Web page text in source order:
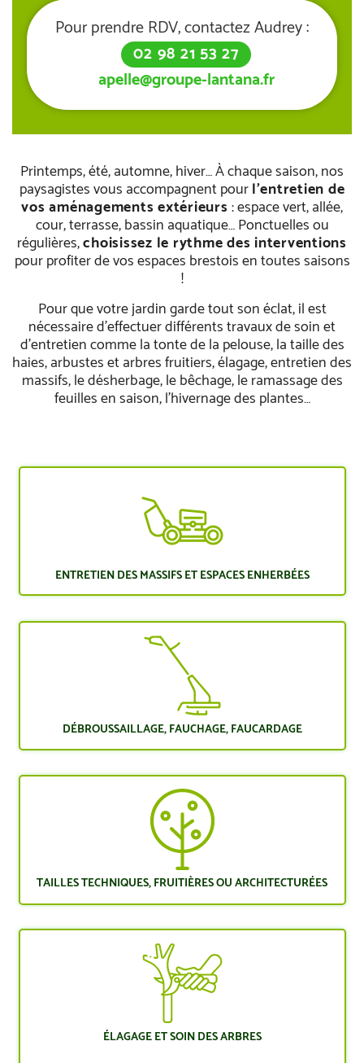
Pour prendre RDV, contactez Audrey :
02 98 21 53 27
apelle@groupe-lantana.fr
Printemps, été, automne, hiver… À chaque saison, nos
paysagistes vous accompagnent pourl’entretien de
vos aménagements extérieurs : espace vert, allée,
cour, terrasse, bassin aquatique… Ponctuelles ou
régulières,choisissez le rythme des interventions
pour profiter de vos espaces brestois en toutes saisons
!
Pour que votre jardin garde tout son éclat, il est
nécessaire d’effectuer différents travaux de soin et
d’entretien comme la tonte de la pelouse, la taille des
haies, arbustes et arbres fruitiers, élagage, entretien des
massifs, le désherbage, le bêchage, le ramassage des
feuilles en saison, l’hivernage des plantes…
ENTRETIEN DES MASSIFS ET ESPACES ENHERBÉES
DÉBROUSSAILLAGE, FAUCHAGE, FAUCARDAGE
TAILLES TECHNIQUES, FRUITIÈRES OU ARCHITECTURÉES
ÉLAGAGE ET SOIN DES ARBRES